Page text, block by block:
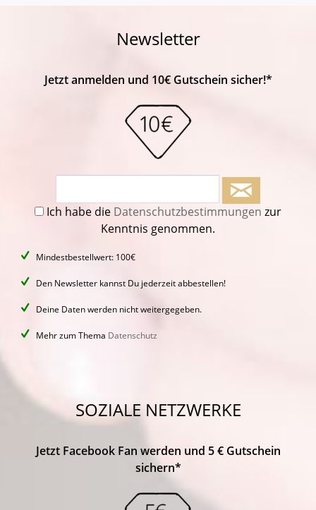
Newsletter
Jetzt anmelden und 10€ Gutschein sicher!*
Ich habe die Datenschutzbestimmungen zur
Kenntnis genommen.
Mindestbestellwert: 100€
Den Newsletter kannst Du jederzeit abbestellen!
Deine Daten werden nicht weitergegeben.
Mehr zum Thema Datenschutz
SOZIALE NETZWERKE
Jetzt Facebook Fan werden und 5 € Gutschein
sichern*